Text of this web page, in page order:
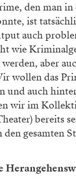
den man in
ist
auch
wie
aber
wollen das
und auch
wir im
bereits
gesamten